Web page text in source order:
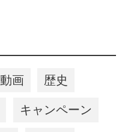
動画 歴史
キャンペーン